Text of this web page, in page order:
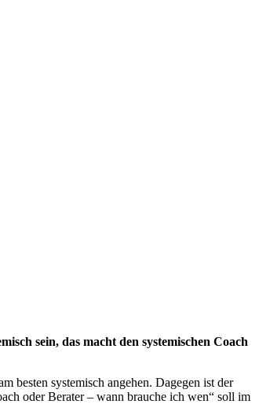
sein, das macht den systemischen Coach
besten systemisch angehen. Dagegen ist der
oder Berater – wann brauche ich wen“ soll im